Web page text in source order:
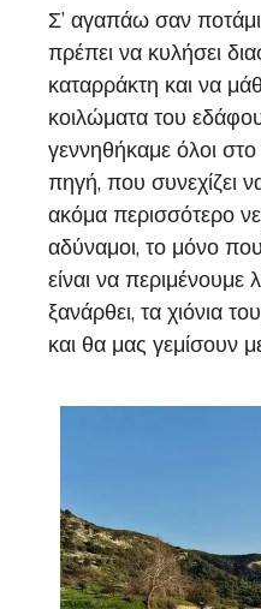
Σ’ αγαπάω σαν ποτάμι
πρέπει να κυλήσει
καταρράκτη και να
κοιλώματα του
γεννηθήκαμε όλοι στο
πηγή, που συνεχίζει
ακόμα περισσότερο
αδύναμοι, το μόνο
είναι να περιμένουμε
ξανάρθει, τα χιόνια
και θα μας γεμίσουν